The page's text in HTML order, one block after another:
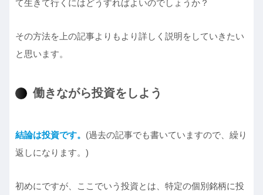
て生きて行くにはどうすればよいのでしょうか？
その方法を上の記事よりもより詳しく説明をしていきたい
と思います。
働きながら投資をしよう
結論は投資です。 (過去の記事でも書いていますので、繰り
返しになります。)
初めにですが、ここでいう投資とは、特定の個別銘柄に投